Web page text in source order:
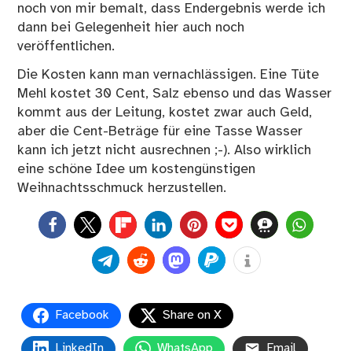
noch von mir bemalt, dass Endergebnis werde ich
dann bei Gelegenheit hier auch noch
veröffentlichen.
Die Kosten kann man vernachlässigen. Eine Tüte
Mehl kostet 30 Cent, Salz ebenso und das Wasser
kommt aus der Leitung, kostet zwar auch Geld,
aber die Cent-Beträge für eine Tasse Wasser
kann ich jetzt nicht ausrechnen ;-). Also wirklich
eine schöne Idee um kostengünstigen
Weihnachtsschmuck herzustellen.
0
Facebook Share on X
LinkedIn WhatsApp Email